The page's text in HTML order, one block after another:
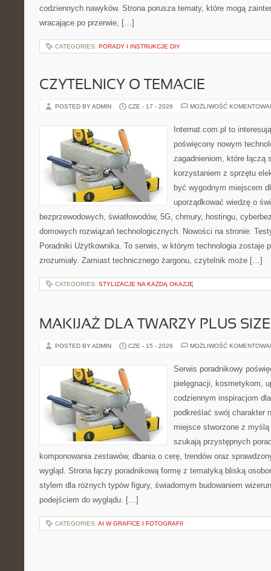
codziennych nawyków. Strona porusza tematy, które mogą
wracające po przerwie, […]
CATEGORIES: PORADY I INSTRUKCJE DIY
CZYTELNICY O TEMACIE
POSTED BY ADMIN CZE - 17 - 2026 MOŻLIWOŚĆ
Internat.com.pl to
poświęcony nowym
zagadnieniom, które łączą
korzystaniem z sprzętu
być wygodnym miejscem
uporządkować wiedzę o
bezprzewodowych, światłowodów, 5G, chmury, hostingu,
domowych rozwiązań technologicznych. Nowości na stronie:
Poradniki Użytkownika. To serwis, w którym technologia zostaje
zrozumiały. Zamiast technicznego żargonu, czytelnik może […]
CATEGORIES: STYLIZACJE NA KAŻDĄ OKAZJĘ
MAKIJAŻ DLA TWARZY PLUS SIZE
POSTED BY ADMIN CZE - 15 - 2026 MOŻLIWOŚĆ
Serwis poradnikowy
pielęgnacji, kosmetykom,
codziennym inspiracjom
podkreślać swój charakter
miejsce stworzone z
szukają przystępnych
komponowania zestawów, dbania o cerę, trendów oraz
wygląd. Strona łączy poradnikową formę z tematyką bliską
stylem dla różnych typów figury, świadomym budowaniem
podejściem do wyglądu. […]
CATEGORIES: AI W GRAFICE I FOTOGRAFII